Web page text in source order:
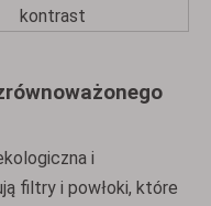
kontrast
i
filtry i powłoki, które